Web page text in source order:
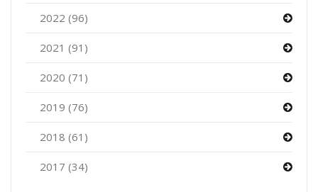
2022 (96)
2021 (91)
2020 (71)
2019 (76)
2018 (61)
2017 (34)